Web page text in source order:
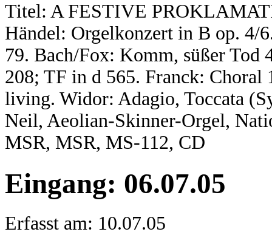
Titel: A FESTIVE
Händel: Orgelkonzert in B op. 4/
79. Bach/Fox: Komm, süßer Tod
208; TF in d 565. Franck: Choral
living. Widor: Adagio, Toccata
Neil, Aeolian-Skinner-Orgel,
MSR, MSR, MS-112, CD
Eingang: 06.07.05
Erfasst am: 10.07.05